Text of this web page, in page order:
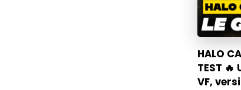
HALO
TEST 🔥
VF,